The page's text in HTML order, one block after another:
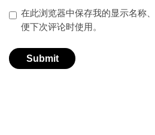
在此浏览器中保存我的显示名称
便下次评论时使用。